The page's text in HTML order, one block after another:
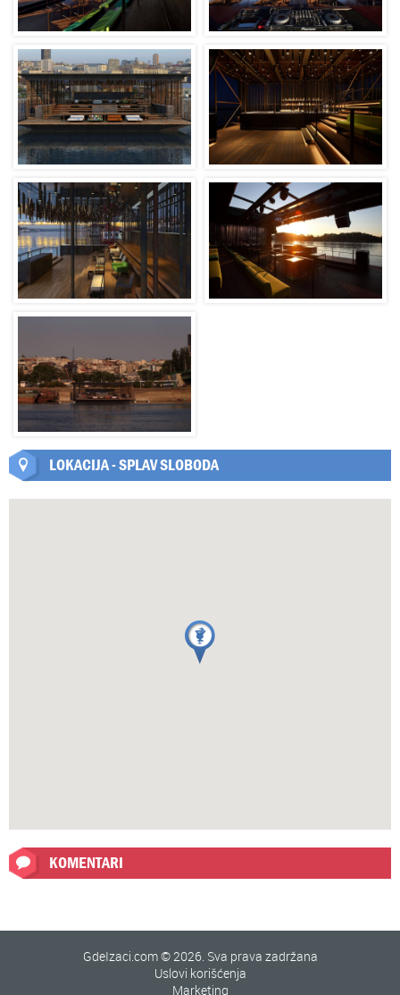
LOKACIJA - SPLAV SLOBODA
KOMENTARI
GdeIzaci.com © 2026. Sva prava zadržana
Uslovi korišćenja
Marketing